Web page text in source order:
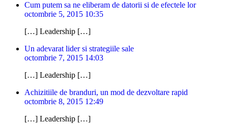
Cum putem sa ne eliberam de datorii si de efectele lor
octombrie 5, 2015 10:35
[…] Leadership […]
Un adevarat lider si strategiile sale
octombrie 7, 2015 14:03
[…] Leadership […]
Achizitiile de branduri, un mod de dezvoltare rapid
octombrie 8, 2015 12:49
[…] Leadership […]